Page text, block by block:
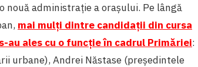
nouă administrație a orașului. Pe lângă
mai mulți dintre candidații din cursa
ales cu o funcție în cadrul Primăriei:
urbane), Andrei Năstase (președintele